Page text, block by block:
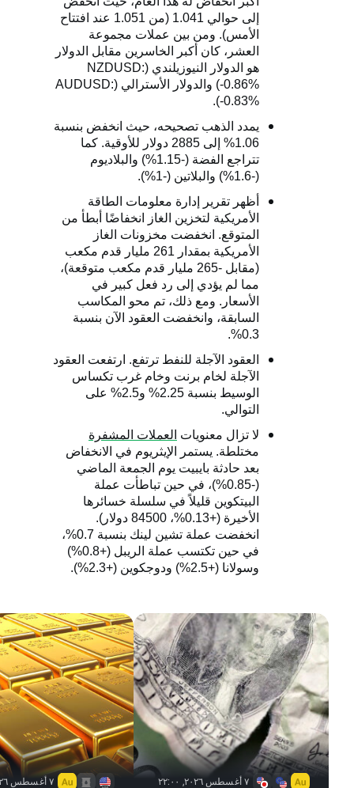
إلى حوالي 1.041 (من 1.051 عند افتتاح
الأمس). ومن بين عملات مجموعة
العشر، كان أكبر الخاسرين مقابل الدولار
هو الدولار النيوزيلندي (NZDUSD:
-0.86%) والدولار الأسترالي (AUDUSD:
-0.83%
).
يمدد الذهب تصحيحه، حيث انخفض بنسبة
1.06% إلى 2885 دولار للأوقية. كما
تتراجع الفضة (-1.15%) والبلاديوم
(-1.6%) والبلاتين (-1%).
أظهر تقرير إدارة معلومات الطاقة
الأمريكية لتخزين الغاز انخفاضًا أبطأ من
المتوقع. انخفضت مخزونات الغاز
الأمريكية بمقدار 261 مليار قدم مكعب
(مقابل -265 مليار قدم مكعب متوقعة)،
مما لم يؤدي إلى رد فعل كبير في
الأسعار. ومع ذلك، تم محو المكاسب
السابقة، وانخفضت العقود الآن بنسبة
0.3%.
العقود الآجلة للنفط ترتفع. ارتفعت العقود
الآجلة لخام برنت وخام غرب تكساس
الوسيط بنسبة 2.25% و2.5% على
التوالي.
لا تزال معنويات العملات المشفرة
مختلطة. يستمر الإيثريوم في الانخفاض
بعد حادثة بايبيت يوم الجمعة الماضي
(-0.85%)، في حين تباطأت عملة
البيتكوين قليلاً في سلسلة خسائرها
الأخيرة (+0.13%، 84500 دولار).
انخفضت عملة تشين لينك بنسبة 0.7%،
في حين تكتسب عملة الريبل (+0.8%)
وسولانا (+2.5%) ودوجكوين (+2.3%).
٧ أغسطس ٢٠٢٦, ٢٢:٠٠ ٧ أغسطس ٢٠٢٦, ٢١:٠٥